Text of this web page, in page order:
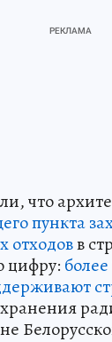
что
пункта
отходовв
цифру: